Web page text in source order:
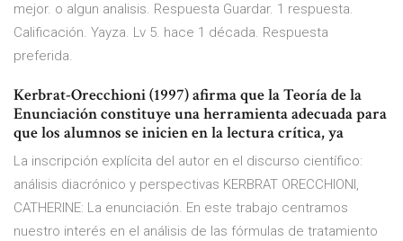
mejor. o algun analisis. Respuesta Guardar. 1 respuesta.
Calificación. Yayza. Lv 5. hace 1 década. Respuesta
preferida.
Kerbrat-Orecchioni (1997) afirma que la Teoría de la
Enunciación constituye una herramienta adecuada para
que los alumnos se inicien en la lectura crítica, ya
La inscripción explícita del autor en el discurso científico:
análisis diacrónico y perspectivas KERBRAT ORECCHIONI,
CATHERINE: La enunciación. En este trabajo centramos
nuestro interés en el análisis de las fórmulas de tratamiento